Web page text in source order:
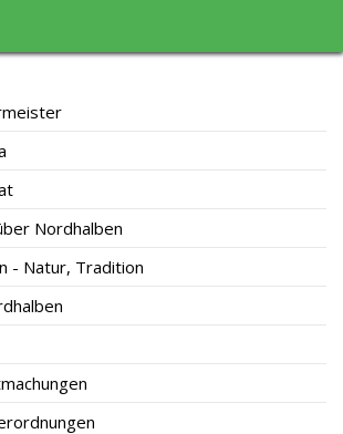
Nordhalben
- Natur, Tradition